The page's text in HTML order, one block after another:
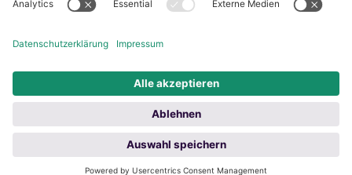
02434 4862
peter-und-paul@familienzentrum-
sanktmartinwegberg.de
© Bistum Aachen
Impressum
Datenschutzerklärung